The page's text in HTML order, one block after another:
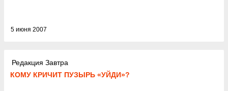
5 июня 2007
Редакция Завтра
КОМУ КРИЧИТ ПУЗЫРЬ «УЙДИ»?